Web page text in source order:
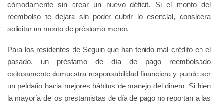
cómodamente sin crear un nuevo déficit. Si el monto del
reembolso te dejara sin poder cubrir lo esencial, considera
solicitar un monto de préstamo menor.
Para los residentes de Seguin que han tenido mal crédito en el
pasado, un préstamo de día de pago reembolsado
exitosamente demuestra responsabilidad financiera y puede ser
un peldaño hacia mejores hábitos de manejo del dinero. Si bien
la mayoría de los prestamistas de día de pago no reportan a las